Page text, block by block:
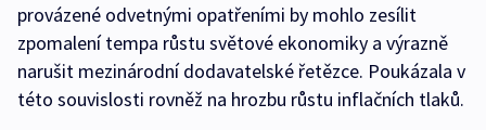
provázené odvetnými opatřeními by mohlo zesílit
zpomalení tempa růstu světové ekonomiky a výrazně
narušit mezinárodní dodavatelské řetězce. Poukázala v
této souvislosti rovněž na hrozbu růstu inflačních tlaků.